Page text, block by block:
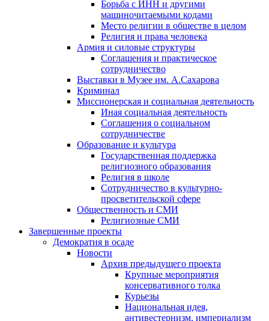
Борьба с ИНН и другими
машиночитаемыми кодами
Место религии в обществе в целом
Религия и права человека
Армия и силовые структуры
Соглашения и практическое
сотрудничество
Выставки в Музее им. А.Сахарова
Криминал
Миссионерская и социальная деятельность
Иная социальная деятельность
Соглашения о социальном
сотрудничестве
Образование и культура
Государственная поддержка
религиозного образования
Религия в школе
Сотрудничество в культурно-
просветительской сфере
Общественность и СМИ
Религиозные СМИ
Завершенные проекты
Демократия в осаде
Новости
Архив предыдущего проекта
Крупные мероприятия
консервативного толка
Курьезы
Национальная идея,
антивестернизм, империализм